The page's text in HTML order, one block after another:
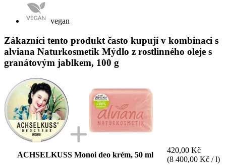
vegan
Zákazníci tento produkt často kupují v kombinaci s
alviana Naturkosmetik Mýdlo z rostlinného oleje s
granátovým jablkem, 100 g
ACHSELKUSS Monoi deo krém, 50 ml
420,00 Kč
(8 400,00 Kč / l)